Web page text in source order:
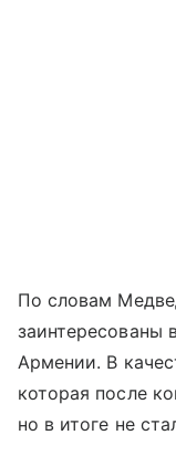
По словам
заинтересованы
Армении. В
которая после
но в итоге не